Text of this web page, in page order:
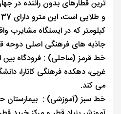
‌ترین قطارهای بدون راننده در
کیلومتر که در ایستگاه مشایرب
جاذبه‌ های فرهنگی اصلی دوحه
خط قرمز (ساحلی) : فرودگاه بین
غربی، دهکده فرهنگی کاتارا،
می کند.
خط سبز (آموزشی) : بیمارستان